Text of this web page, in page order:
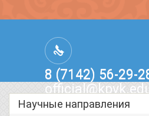
8 (7142) 56-29-
г.Костанай, Проспект
Батыра, 3
Научные направления